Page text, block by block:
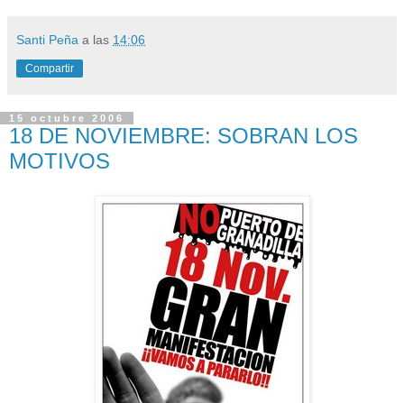
Santi Peña a las 14:06
Compartir
15 octubre 2006
18 DE NOVIEMBRE: SOBRAN LOS
MOTIVOS